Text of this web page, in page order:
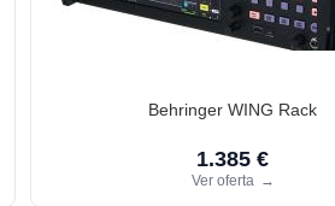
Behringer WING Rack
1.385 €
Ver oferta →